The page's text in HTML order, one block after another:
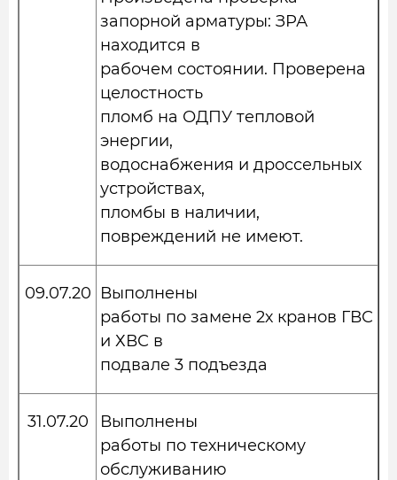
запорной арматуры: ЗРА
находится в
рабочем состоянии. Проверена
целостность
пломб на ОДПУ тепловой
энергии,
водоснабжения и дроссельных
устройствах,
пломбы в наличии,
повреждений не имеют.
09.07.20 Выполнены
работы по замене 2х кранов ГВС
и ХВС в
подвале 3 подъезда
31.07.20
Выполнены
работы по техническому
обслуживанию